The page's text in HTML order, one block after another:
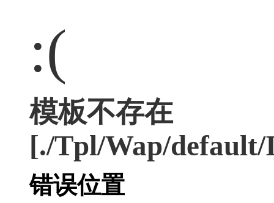
:(
模板不存在
[./Tpl/Wap/
错误位置